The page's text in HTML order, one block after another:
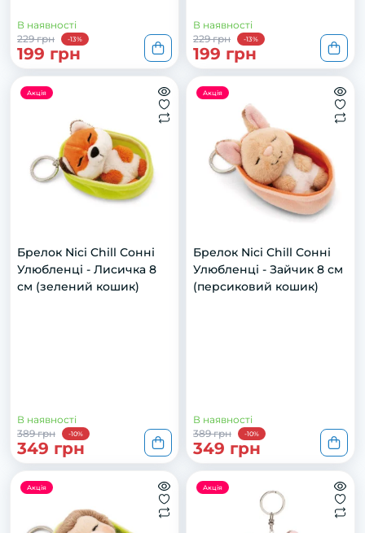
В наявності
229 грн
-13%
199 грн
В наявності
229 грн
-13%
199 грн
Акція
Брелок Nici Chill Сонні
Улюбленці - Лисичка 8
см (зелений кошик)
В наявності
389 грн
-10%
349 грн
Акція
Брелок Nici Chill Сонні
Улюбленці - Зайчик 8 см
(персиковий кошик)
В наявності
389 грн
-10%
349 грн
Акція Акція